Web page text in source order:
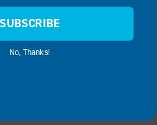
EZ Trail® pour 3-1/2" D.E.
SUBSCRIBE
No, Thanks!